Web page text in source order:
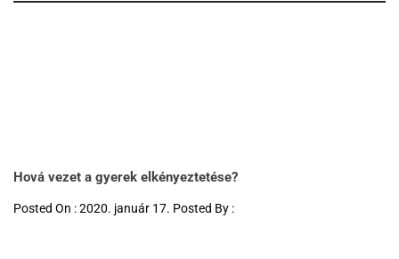
Hová vezet a gyerek elkényeztetése?
Posted On : 2020. január 17. Posted By :